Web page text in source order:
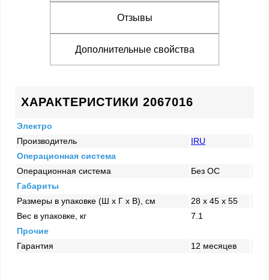
Отзывы
Дополнительные свойства
ХАРАКТЕРИСТИКИ 2067016
Электро
Производитель
IRU
Операционная система
Операционная система
Без ОС
Габариты
Размеры в упаковке (Ш x Г x В), см
28 x 45 x 55
Вес в упаковке, кг
7.1
Прочие
Гарантия
12 месяцев